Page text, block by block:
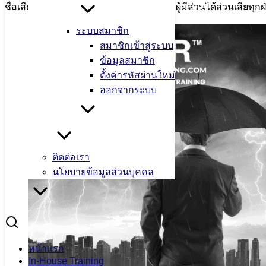
ระบบสมาชิก
สมาชิกเข้าสู่ระบบ
ข้อมูลสมาชิก
ตั้งค่ารหัสผ่านใหม่
ออกจากระบบ
ติดต่อเรา
นโยบายข้อมูลส่วนบุคคล
หน้าแรก
In-House Training
ชื่อเสียงองค์กร และสร้างความมั่นใจให้กับผู้มีส่วนได้ส่วนเสียทุก